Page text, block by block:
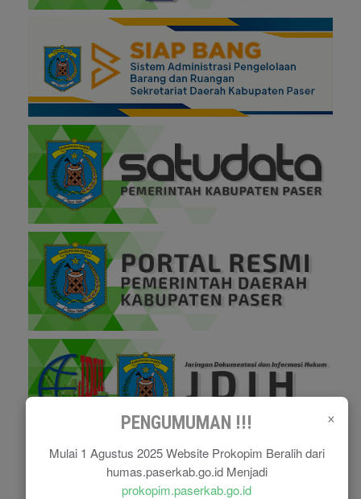
×
PENGUMUMAN !!!
Mulai 1 Agustus 2025 Website Prokopim Beralih dari
humas.paserkab.go.id Menjadi
prokopim.paserkab.go.id